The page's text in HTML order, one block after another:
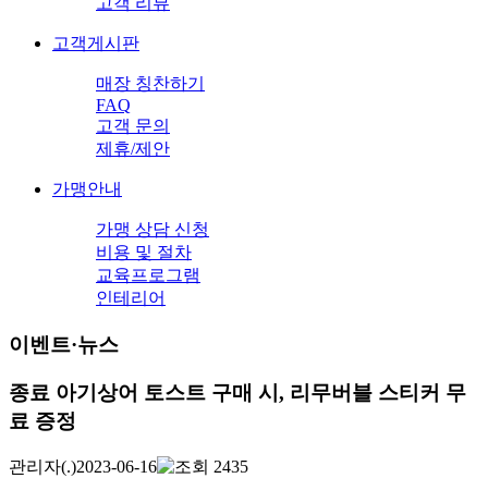
고객게시판
매장 칭찬하기
FAQ
고객 문의
제휴/제안
가맹안내
가맹 상담 신청
비용 및 절차
교육프로그램
인테리어
이벤트·뉴스
종료 아기상어 토스트 구매 시, 리무버블 스티커 무
료 증정
관리자(.)2023-06-16 2435